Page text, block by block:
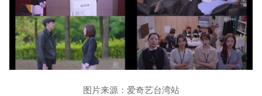
图片来源：爱奇艺台湾站